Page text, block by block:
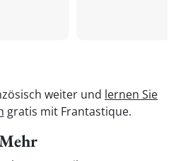
weiter und lernen Sie
gratis mit Frantastique.